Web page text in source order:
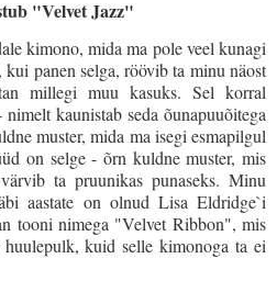
"Velvet Jazz"
kimono, mida ma pole veel kunagi
panen selga, röövib ta minu näost
millegi muu kasuks. Sel korral
kaunistab seda õunapuuõitega
muster, mida ma isegi esmapilgul
on selge - õrn kuldne muster, mis
ta pruunikas punaseks. Minu
aastate on olnud Lisa Eldridge`i
tooni nimega "Velvet Ribbon", mis
kuid selle kimonoga ta ei